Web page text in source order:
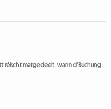
réischt matgedeelt, wann d'Buchung